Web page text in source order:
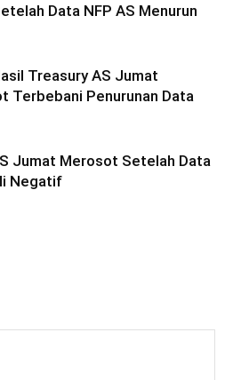
Data NFP AS Menurun
Treasury AS Jumat
Terbebani Penurunan Data
Jumat Merosot Setelah Data
Negatif